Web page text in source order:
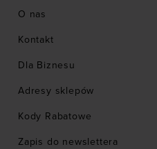
O nas
Kontakt
Dla Biznesu
Adresy sklepów
Kody Rabatowe
Zapis do newslettera